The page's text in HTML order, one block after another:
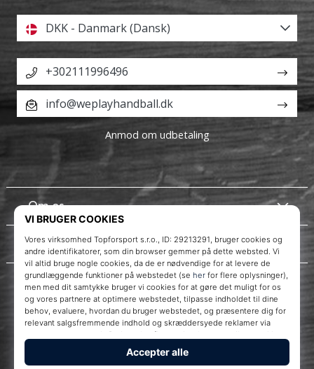
WePlayHandball.dk
Instagram
Om os
Kundeservice
DKK - Danmark (Dansk)
+302111996496
info@weplayhandball.dk
Anmod om udbetaling